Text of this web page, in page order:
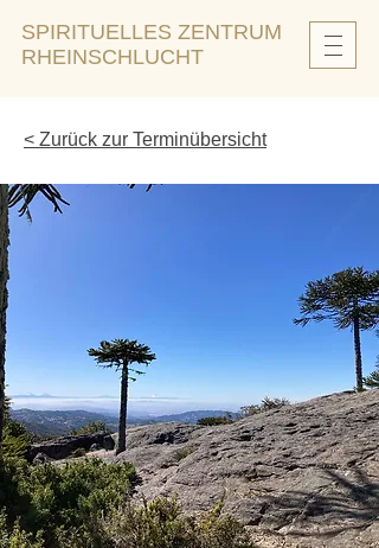
SPIRITUELLES ZENTRUM
RHEINSCHLUCHT
< Zurück zur Terminübersicht